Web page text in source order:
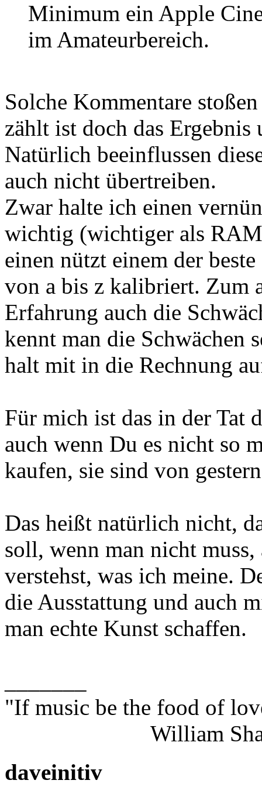
Minimum ein Apple
im Amateurbereich.
Solche Kommentare
zählt ist doch das
Natürlich beeinflussen
auch nicht übertreiben.
Zwar halte ich einen
wichtig (wichtiger als
einen nützt einem der
von a bis z kalibriert. Zum
Erfahrung auch die
kennt man die Schwächen
halt mit in die Rechnung
Für mich ist das in der Tat
auch wenn Du es nicht so
kaufen, sie sind von
Das heißt natürlich nicht,
soll, wenn man nicht
verstehst, was ich meine.
die Ausstattung und auch
man echte Kunst schaffen.
"If music be the food of
William
daveinitiv